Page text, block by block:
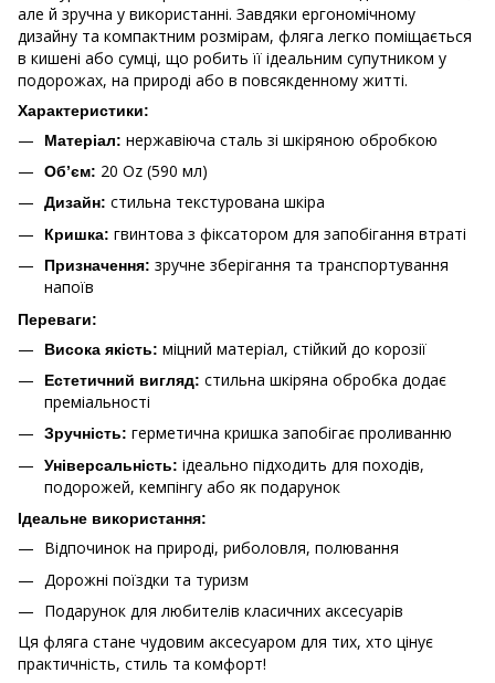
але й зручна у використанні. Завдяки ергономічному
дизайну та компактним розмірам, фляга легко поміщається
в кишені або сумці, що робить її ідеальним супутником у
подорожах, на природі або в повсякденному житті.
Характеристики:
Матеріал: нержавіюча сталь зі шкіряною обробкою
Об’єм: 20 Oz (590 мл)
Дизайн: стильна текстурована шкіра
Кришка: гвинтова з фіксатором для запобігання втраті
Призначення: зручне зберігання та транспортування
напоїв
Переваги:
Висока якість: міцний матеріал, стійкий до корозії
Естетичний вигляд: стильна шкіряна обробка додає
преміальності
Зручність: герметична кришка запобігає проливанню
Універсальність: ідеально підходить для походів,
подорожей, кемпінгу або як подарунок
Ідеальне використання:
Відпочинок на природі, риболовля, полювання
Дорожні поїздки та туризм
Подарунок для любителів класичних аксесуарів
Ця фляга стане чудовим аксесуаром для тих, хто цінує
практичність, стиль та комфорт!